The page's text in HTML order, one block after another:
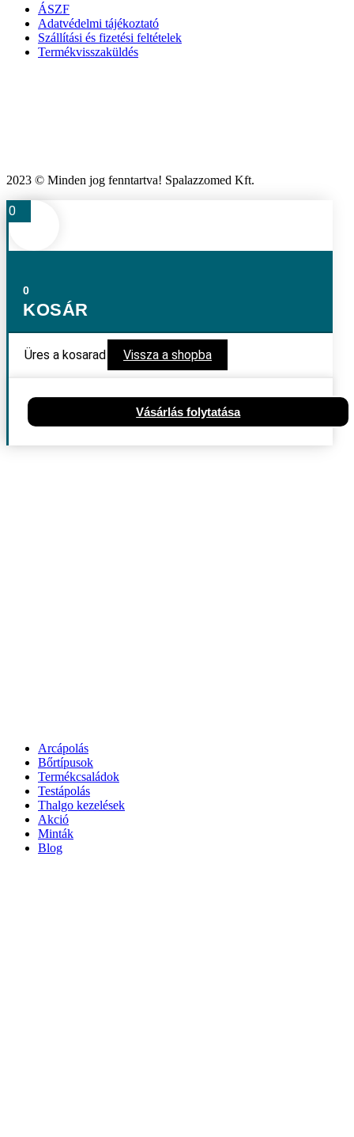
ÁSZF
Adatvédelmi tájékoztató
Szállítási és fizetési feltételek
Termékvisszaküldés
2023 © Minden jog fenntartva! Spalazzomed Kft.
0
0
KOSÁR
Üres a kosarad Vissza a shopba
Vásárlás folytatása
Arcápolás
Bőrtípusok
Termékcsaládok
Testápolás
Thalgo kezelések
Akció
Minták
Blog